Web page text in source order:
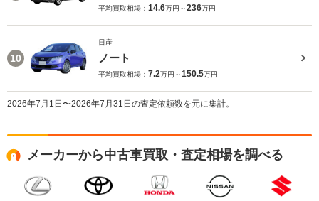
平均買取相場： 14.6万円～236万円
10
日産
ノート
平均買取相場： 7.2万円～150.5万円
2026年7月1日〜2026年7月31日の査定依頼数を元に集計。
メーカーから中古車買取・査定相場を調べる